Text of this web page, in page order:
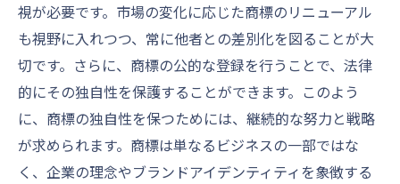
視が必要です。市場の変化に応じた商標のリニューアル
も視野に入れつつ、常に他者との差別化を図ることが大
切です。さらに、商標の公的な登録を行うことで、法律
的にその独自性を保護することができます。このよう
に、商標の独自性を保つためには、継続的な努力と戦略
が求められます。商標は単なるビジネスの一部ではな
く、企業の理念やブランドアイデンティティを象徴する